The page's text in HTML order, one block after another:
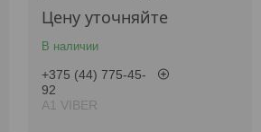
Цену уточняйте
В наличии
+375 (44) 775-45-
92
А1 VIBER